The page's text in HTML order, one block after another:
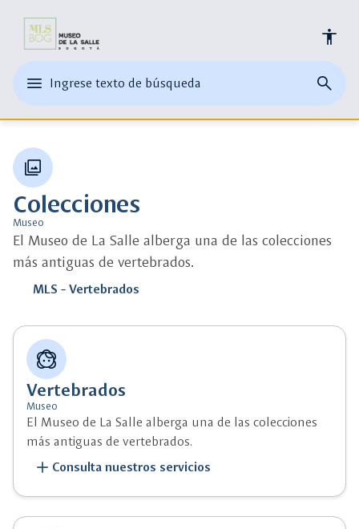
Universidad
de
la
Salle
menu
el
principal
Ingrese texto de búsqueda search
de
edit
Ingrese
palabra
clave
close
accessibility
collections
Colecciones
Museo
El Museo de La Salle alberga una de las colecciones
más antiguas de vertebrados.
MLS - Vertebrados
face_2
Vertebrados
Museo
El Museo de La Salle alberga una de las colecciones
más antiguas de vertebrados.
add Consulta nuestros servicios